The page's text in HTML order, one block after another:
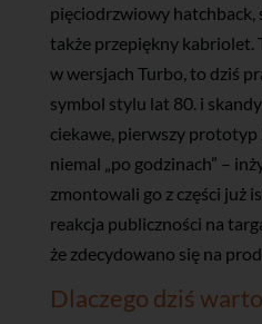
pięciodrzwiowy hatchback,
także przepiękny kabriolet.
w wersjach Turbo, to dziś
symbol stylu lat 80. i
ciekawe, pierwszy
niemal „po godzinach” –
zmontowali go z części już
reakcja publiczności na
że zdecydowano się na
Dlaczego dziś